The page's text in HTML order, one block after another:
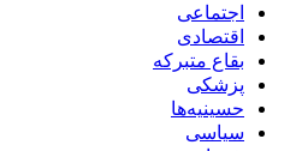
اجتماعی
اقتصادی
بقاع متبرکه
پزشکی
حسینیه‌ها
سیاسی